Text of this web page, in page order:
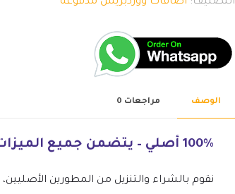
الوصف مراجعات 0
100% أصلي – يتضمن جميع الميزات المتميزة.
نقوم بالشراء والتنزيل من المطورين